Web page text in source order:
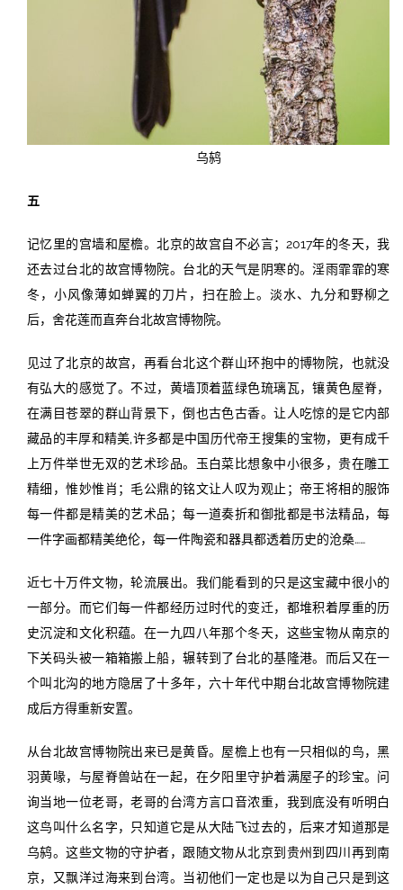
乌鸫
五
记忆里的宫墙和屋檐。北京的故宫自不必言；2017年的冬天，我
还去过台北的故宫博物院。台北的天气是阴寒的。淫雨霏霏的寒
冬，小风像薄如蝉翼的刀片，扫在脸上。淡水、九分和野柳之
后，舍花莲而直奔台北故宫博物院。
见过了北京的故宫，再看台北这个群山环抱中的博物院，也就没
有弘大的感觉了。不过，黄墙顶着蓝绿色琉璃瓦，镶黄色屋脊，
在满目苍翠的群山背景下，倒也古色古香。让人吃惊的是它内部
藏品的丰厚和精美,许多都是中国历代帝王搜集的宝物，更有成千
上万件举世无双的艺术珍品。玉白菜比想象中小很多，贵在雕工
精细，惟妙惟肖；毛公鼎的铭文让人叹为观止；帝王将相的服饰
每一件都是精美的艺术品；每一道奏折和御批都是书法精品，每
一件字画都精美绝伦，每一件陶瓷和器具都透着历史的沧桑……
近七十万件文物，轮流展出。我们能看到的只是这宝藏中很小的
一部分。而它们每一件都经历过时代的变迁，都堆积着厚重的历
史沉淀和文化积蕴。在一九四八年那个冬天，这些宝物从南京的
下关码头被一箱箱搬上船，辗转到了台北的基隆港。而后又在一
个叫北沟的地方隐居了十多年，六十年代中期台北故宫博物院建
成后方得重新安置。
从台北故宫博物院出来已是黄昏。屋檐上也有一只相似的鸟，黑
羽黄喙，与屋脊兽站在一起，在夕阳里守护着满屋子的珍宝。问
询当地一位老哥，老哥的台湾方言口音浓重，我到底没有听明白
这鸟叫什么名字，只知道它是从大陆飞过去的，后来才知道那是
乌鸫。这些文物的守护者，跟随文物从北京到贵州到四川再到南
京，又飘洋过海来到台湾。当初他们一定也是以为自己只是到这